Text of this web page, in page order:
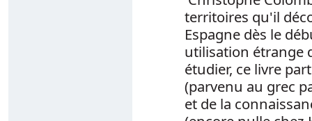
territoires qu'il
Espagne dès le
utilisation étrange
étudier, ce livre
(parvenu au grec
et de la